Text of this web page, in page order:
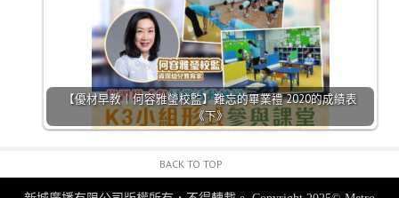
【優材早教｜何容雅瑩校監】難忘的畢業禮 2020的成績表
《下》
BACK TO TOP